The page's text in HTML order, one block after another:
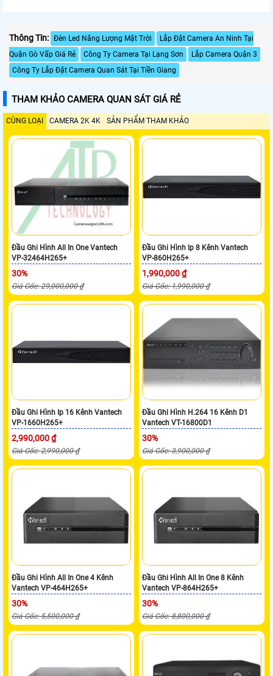
Thông Tin: Đèn Led Năng Lượng Mặt Trời
Lắp Đặt Camera An Ninh Tại
Quận Gò Vấp Giá Rẻ
Công Ty Camera Tại Lạng Sơn
Lắp Camera Quận 3
Công Ty Lắp Đặt Camera Quan Sát Tại Tiền Giang
THAM KHẢO CAMERA QUAN SÁT GIÁ RẺ
CÙNG LOẠI CAMERA 2K 4K SẢN PHẨM THAM KHẢO
Đầu Ghi Hình All In One Vantech
VP-32464H265+
30%
Giá Gốc: 29,000,000 ₫
Đầu Ghi Hình Ip 8 Kênh Vantech
VP-860H265+
1,990,000 ₫
Giá Gốc: 1,990,000 ₫
Đầu Ghi Hình Ip 16 Kênh Vantech
VP-1660H265+
2,990,000 ₫
Giá Gốc: 2,990,000 ₫
Đầu Ghi Hình H.264 16 Kênh D1
Vantech VT-16800D1
30%
Giá Gốc: 3,900,000 ₫
Đầu Ghi Hình All In One 4 Kênh
Vantech VP-464H265+
30%
Giá Gốc: 5,500,000 ₫
Đầu Ghi Hình All In One 8 Kênh
Vantech VP-864H265+
30%
Giá Gốc: 8,800,000 ₫